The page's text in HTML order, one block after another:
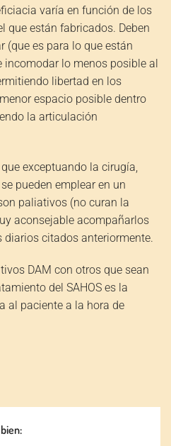
varía en función de los
que están fabricados. Deben
(que es para lo que están
incomodar lo menos posible al
libertad en los
espacio posible dentro
la articulación
exceptuando la cirugía,
pueden emplear en un
paliativos (no curan la
aconsejable acompañarlos
citados anteriormente.
DAM con otros que sean
del SAHOS es la
al paciente a la hora de